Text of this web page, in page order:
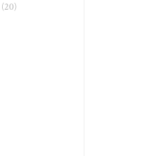
(20)